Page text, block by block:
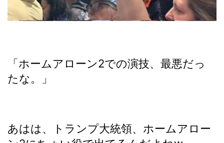
「ホームアローン2での演技、最悪だっ
たな。」
あはは、トランプ大統領、ホームアロー